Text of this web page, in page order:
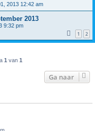
2013 12:42 am
2013
9:32 pm
1 2
1 van 1
Ga naar